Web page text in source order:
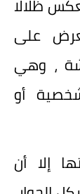
على
، وهي
أو
إلا أن